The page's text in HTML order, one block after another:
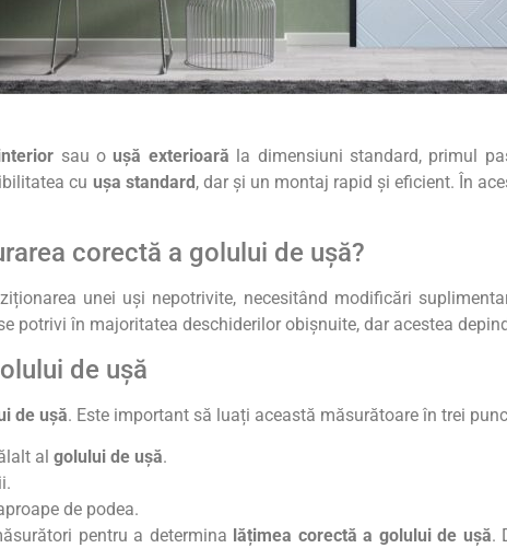
sau oușă exterioară la dimensiuni standard, primul
cu ușa standard, dar și un montaj rapid și eficient. În
corectă a golului de ușă?
unei uși nepotrivite, necesitând modificări
potrivi în majoritatea deschiderilor obișnuite, dar acestea
de ușă
de ușă. Este important să luați această măsurătoare în trei
al golului de ușă.
de podea.
pentru a determina lățimea corectă a golului de ușă.